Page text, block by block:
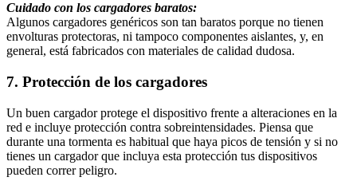
Cuidado con los cargadores baratos:
Algunos cargadores genéricos son tan baratos porque no tienen
envolturas protectoras, ni tampoco componentes aislantes, y, en
general, está fabricados con materiales de calidad dudosa.
7. Protección de los cargadores
Un buen cargador protege el dispositivo frente a alteraciones en la
red e incluye protección contra sobreintensidades. Piensa que
durante una tormenta es habitual que haya picos de tensión y si no
tienes un cargador que incluya esta protección tus dispositivos
pueden correr peligro.